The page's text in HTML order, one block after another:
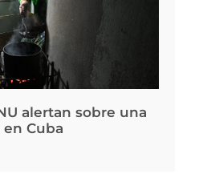
alertan sobre una
en Cuba